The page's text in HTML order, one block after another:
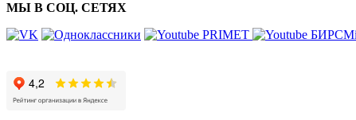
МЫ В СОЦ. СЕТЯХ